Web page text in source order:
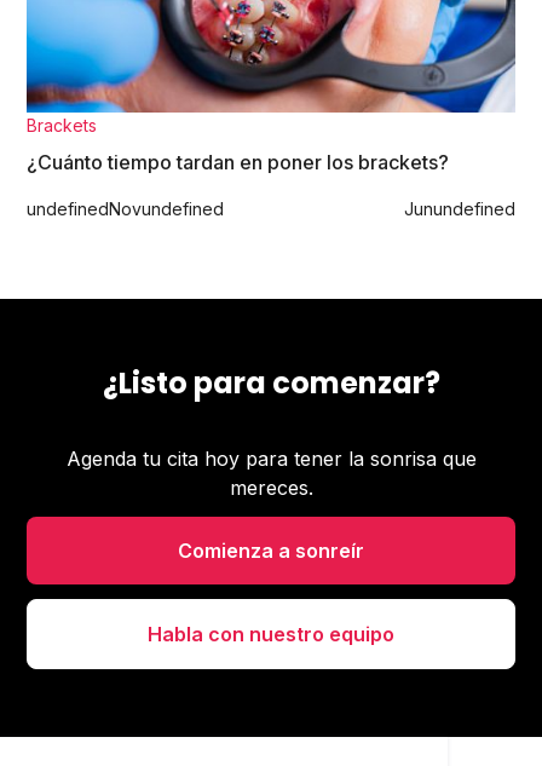
Brackets
¿Cuánto tiempo tardan en poner los brackets?
undefinedNovundefined Junundefined
¿Listo para comenzar?
Agenda tu cita hoy para tener la sonrisa que
mereces.
Comienza a sonreír
Habla con nuestro equipo